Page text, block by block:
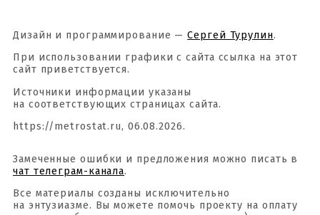
Дизайн и программирование —Сергей Турулин.
При использовании графики с сайта ссылка на этот
сайт приветствуется.
Источники информации указаны
на соответствующих страницах сайта.
https://metrostat.ru, 06.08.2026.
Замеченные ошибки и предложения можно писать в
чат телеграм-канала.
Все материалы созданы исключительно
на энтузиазме. Вы можете помочь проекту на оплату